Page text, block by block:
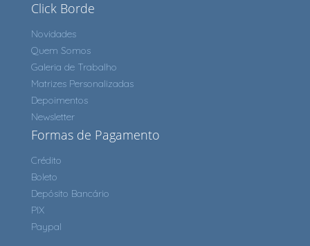
Click Borde
Novidades
Quem Somos
Galeria de Trabalho
Matrizes Personalizadas
Depoimentos
Newsletter
Formas de Pagamento
Crédito
Boleto
Depósito Bancário
PIX
Paypal